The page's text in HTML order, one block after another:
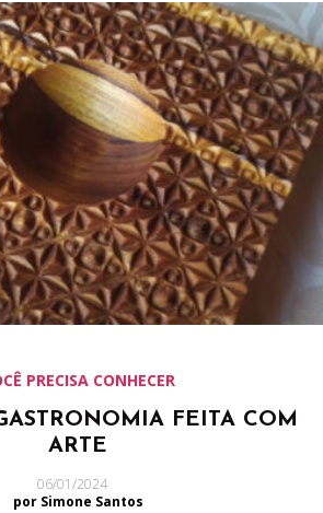
PRECISA CONHECER
FEITA COM
ARTE
06/01/2024
por Simone Santos